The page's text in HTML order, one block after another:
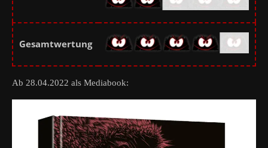
Gesamtwertung
Ab 28.04.2022 als Mediabook: